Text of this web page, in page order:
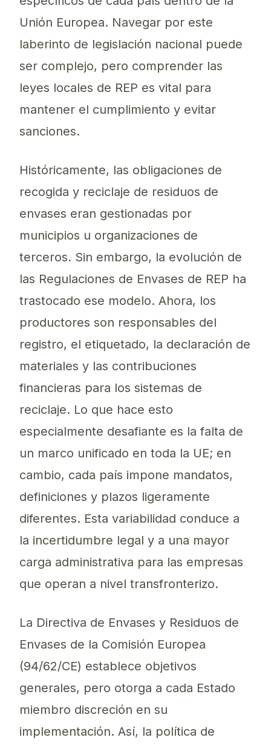
Unión Europea. Navegar por este
laberinto de legislación nacional puede
ser complejo, pero comprender las
leyes locales de REP es vital para
mantener el cumplimiento y evitar
sanciones.
Históricamente, las obligaciones de
recogida y reciclaje de residuos de
envases eran gestionadas por
municipios u organizaciones de
terceros. Sin embargo, la evolución de
las Regulaciones de Envases de REP ha
trastocado ese modelo. Ahora, los
productores son responsables del
registro, el etiquetado, la declaración de
materiales y las contribuciones
financieras para los sistemas de
reciclaje. Lo que hace esto
especialmente desafiante es la falta de
un marco unificado en toda la UE; en
cambio, cada país impone mandatos,
definiciones y plazos ligeramente
diferentes. Esta variabilidad conduce a
la incertidumbre legal y a una mayor
carga administrativa para las empresas
que operan a nivel transfronterizo.
La Directiva de Envases y Residuos de
Envases de la Comisión Europea
(94/62/CE) establece objetivos
generales, pero otorga a cada Estado
miembro discreción en su
implementación. Así, la política de